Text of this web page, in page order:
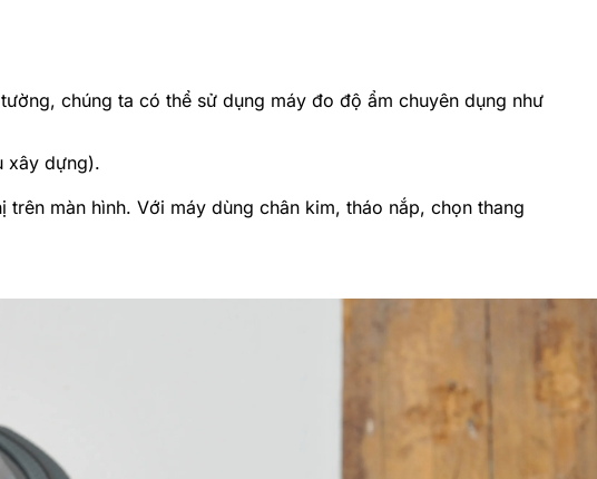
chúng ta có thể sử dụng máy đo độ ẩm chuyên dụng như
xây dựng).
màn hình. Với máy dùng chân kim, tháo nắp, chọn thang